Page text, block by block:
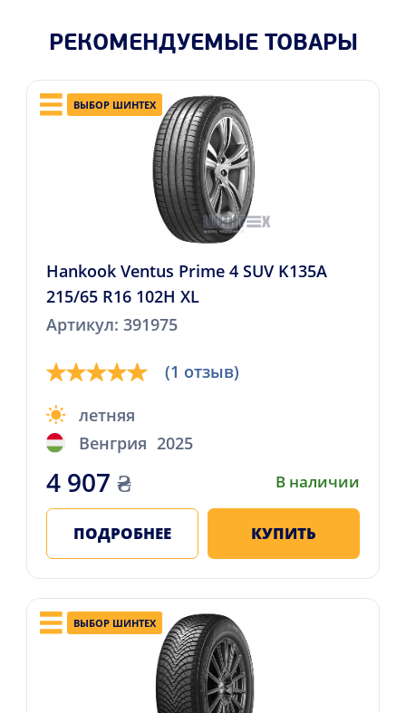
РЕКОМЕНДУЕМЫЕ ТОВАРЫ
ВЫБОР ШИНТЕХ
Hankook Ventus Prime 4 SUV K135A
215/65 R16 102H XL
Артикул: 391975
(1 отзыв)
летняя
Венгрия 2025
4 907 ₴ В наличии
ПОДРОБНЕЕ КУПИТЬ
ВЫБОР ШИНТЕХ